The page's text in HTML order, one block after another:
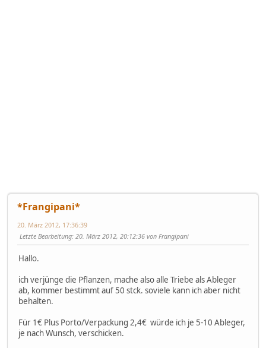
*Frangipani*
20. März 2012, 17:36:39
Letzte Bearbeitung: 20. März 2012, 20:12:36 von Frangipani
Hallo.
ich verjünge die Pflanzen, mache also alle Triebe als Ableger
ab, kommer bestimmt auf 50 stck. soviele kann ich aber nicht
behalten.
Für 1€ Plus Porto/Verpackung 2,4€ würde ich je 5-10 Ableger,
je nach Wunsch, verschicken.